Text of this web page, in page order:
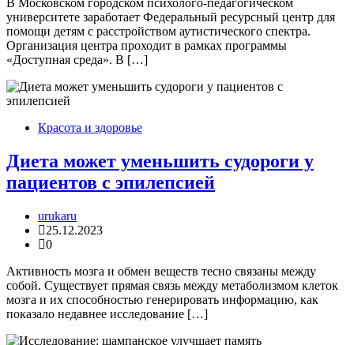
В Московском городском психолого-педагогическом
университете заработает Федеральный ресурсный центр для
помощи детям с расстройством аутистического спектра.
Организация центра проходит в рамках программы
«Доступная среда». В […]
Красота и здоровье
Диета может уменьшить судороги у
пациентов с эпилепсией
urukaru
25.12.2023
0
Активность мозга и обмен веществ тесно связаны между
собой. Существует прямая связь между метаболизмом клеток
мозга и их способностью генерировать информацию, как
показало недавнее исследование […]